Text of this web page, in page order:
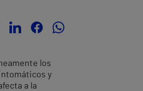
los
y
a la